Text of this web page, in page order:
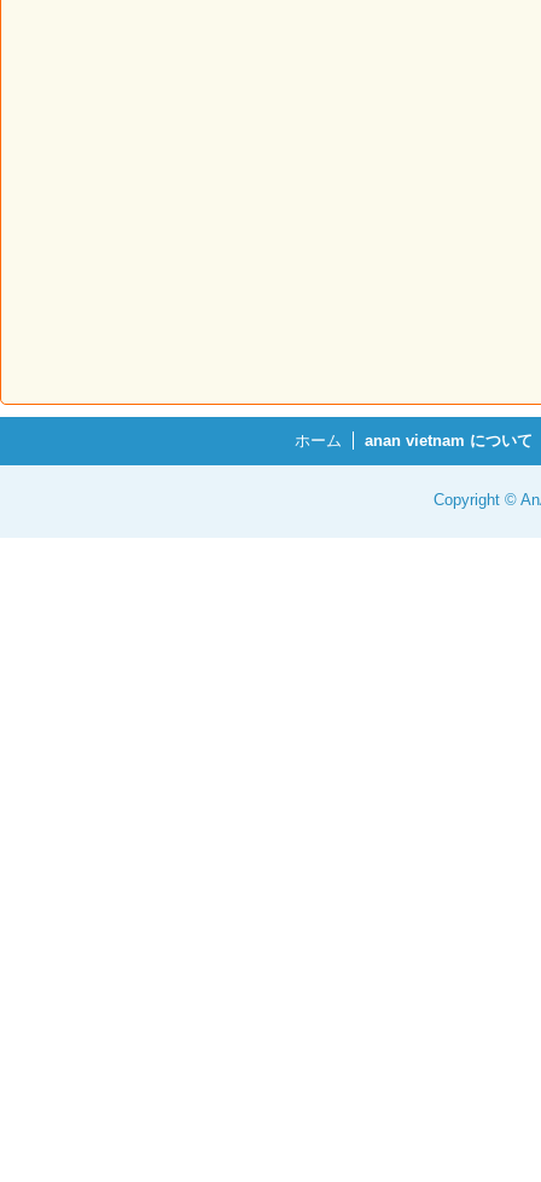
ホーム anan vietnam について
Copyright ©